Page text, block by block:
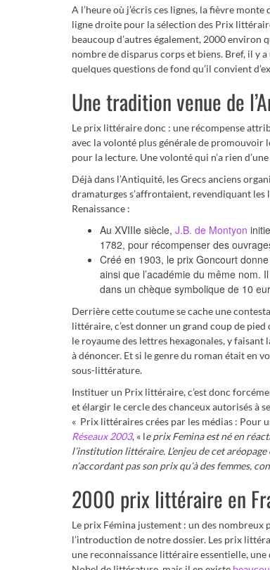
A l’heure où j’écris ces lignes, la fièvre
ligne droite pour la sélection des Prix
beaucoup d’autres également, 2000 environ
nombre de disparus corps et biens. Bref, il y
quelques questions de fond qu’il convient
Une tradition venue de
Le prix littéraire donc : une récompense
avec la volonté plus générale de
pour la lecture. Une volonté qui n’a rien
Déjà dans l’Antiquité, les Grecs anciens
dramaturges s’affrontaient, revendiquant
Renaissance :
Au XVIIIe siècle, J.B. de Montyon
1782, pour récompenser des
Créé en 1903, le prix Goncourt
ainsi que l’académie du même nom.
dans un chèque symbolique de 10
Derrière cette coutume se cache une
littéraire, c’est donner un grand coup de
le royaume des lettres hexagonales, y faisant
à dénoncer. Et si le genre du roman était en
sous-littérature.
Instituer un Prix littéraire, c’est donc
et élargir le cercle des chanceux autorisés à
« Prix littéraires crées par les médias : Pour
Réseaux 2003, « le prix Femina est né en
l’institution littéraire. L’enjeu de cet
n’accordant pas son prix qu’à des femmes,
2000 prix littéraire en
Le prix Fémina justement : un des nombreux
l’introduction de notre dossier. Les prix
une reconnaissance littéraire essentielle,